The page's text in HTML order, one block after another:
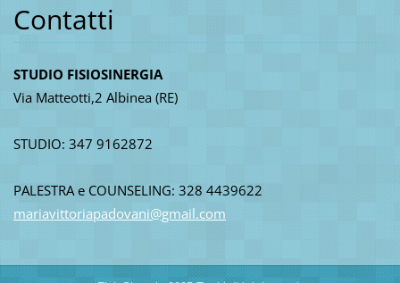
Contatti
STUDIO FISIOSINERGIA
Via Matteotti,2 Albinea (RE)
STUDIO: 347 9162872
PALESTRA e COUNSELING: 328 4439622
mariavittoriapadovani@gmail.com